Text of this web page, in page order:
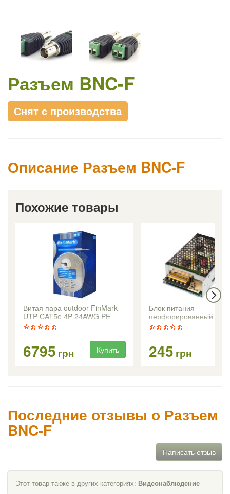
Разъем BNC-F
Снят с производства
Описание Разъем BNC-F
Похожие товары
Витая пара outdoor FinMark
UTP CAT5e 4P 24AWG PE
6795 грн Купить
Блок питания
перфорированный
PS-1250PB
245 грн
Последние отзывы о Разъем
BNC-F
Написать отзыв
Этот товар также в других категориях: Видеонаблюдение